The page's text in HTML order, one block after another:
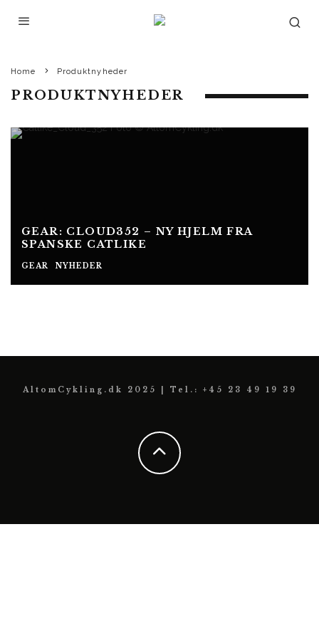
Home Produktnyheder
PRODUKTNYHEDER
GEAR: CLOUD352 – NY HJELM FRA
SPANSKE CATLIKE
GEAR NYHEDER
AltomCykling.dk 2025 | Tel.: +45 23 49 19 39